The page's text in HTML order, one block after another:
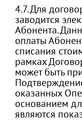
4.7. Для
заводится
Абонента.
оплаты
списания
рамках
может быть
оказанных
основанием
являются